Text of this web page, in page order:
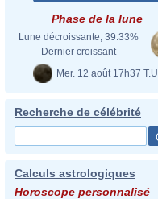
Phase de la lune
Lune décroissante, 39.33%
Dernier croissant
Mer. 12 août 17h37 T.U.
Recherche de célébrité
Calculs astrologiques
Horoscope personnalisé